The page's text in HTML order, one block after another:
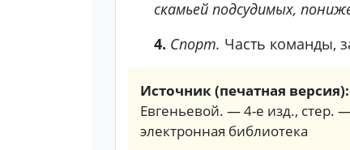
скамьей подсудимых,
4. Спорт. Часть команды,
Источник (печатная версия):
Евгеньевой. — 4-е изд., стер.
электронная библиотека